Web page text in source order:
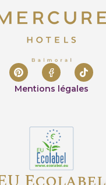
Mentions légales